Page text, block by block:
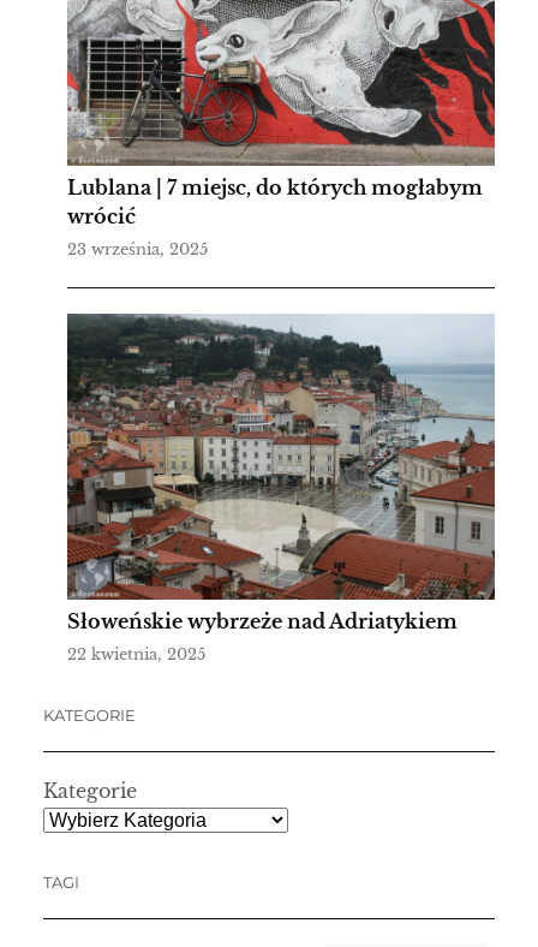
Lublana | 7 miejsc, do których mogłabym
wrócić
23 września, 2025
Słoweńskie wybrzeże nad Adriatykiem
22 kwietnia, 2025
KATEGORIE
Kategorie
TAGI